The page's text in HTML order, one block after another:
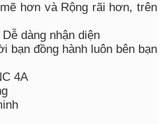
hơn và Rộng rãi hơn, trên
dàng nhận diện
bạn đồng hành luôn bên bạn
4A